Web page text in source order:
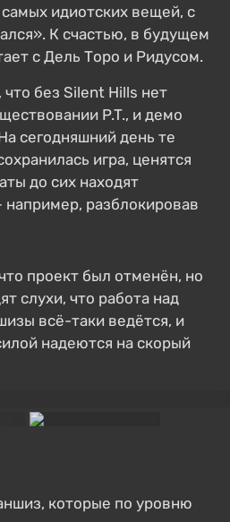
идиотских вещей, с
К счастью, в будущем
с Дель Торо и Ридусом.
без Silent Hills нет
P.T., и демо
сегодняшний день те
игра, ценятся
до сих находят
разблокировав
проект был отменён, но
слухи, что работа над
всё-таки ведётся, и
надеются на скорый
которые по уровню